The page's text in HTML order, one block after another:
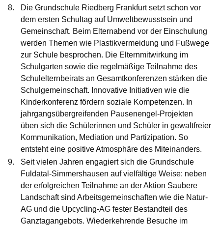
Die Grundschule Riedberg Frankfurtsetzt schon vor
dem ersten Schultag auf Umweltbewusstsein und
Gemeinschaft. Beim Elternabend vor der Einschulung
werden Themen wie Plastikvermeidung und Fußwege
zur Schule besprochen. Die Elternmitwirkung im
Schulgarten sowie die regelmäßige Teilnahme des
Schulelternbeirats an Gesamtkonferenzen stärken die
Schulgemeinschaft. Innovative Initiativen wie die
Kinderkonferenz fördern soziale Kompetenzen. In
jahrgangsübergreifenden Pausenengel-Projekten
üben sich die Schülerinnen und Schüler in gewaltfreier
Kommunikation, Mediation und Partizipation. So
entsteht eine positive Atmosphäre des Miteinanders.
Seit vielen Jahren engagiert sich die Grundschule
Fuldatal-Simmershausen auf vielfältige Weise: neben
der erfolgreichen Teilnahme an der Aktion Saubere
Landschaft sind Arbeitsgemeinschaften wie die Natur-
AG und die Upcycling-AG fester Bestandteil des
Ganztagangebots. Wiederkehrende Besuche im